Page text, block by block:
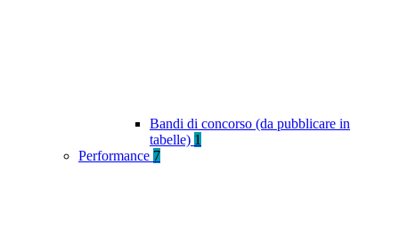
Bandi di concorso (da pubblicare in
tabelle) 1
Performance 7